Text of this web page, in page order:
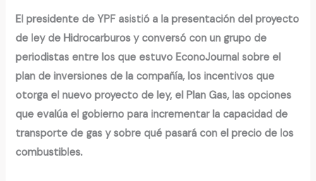
El presidente de YPF asistió a la presentación del proyecto
de ley de Hidrocarburos y conversó con un grupo de
periodistas entre los que estuvo EconoJournal sobre el
plan de inversiones de la compañía, los incentivos que
otorga el nuevo proyecto de ley, el Plan Gas, las opciones
que evalúa el gobierno para incrementar la capacidad de
transporte de gas y sobre qué pasará con el precio de los
combustibles.